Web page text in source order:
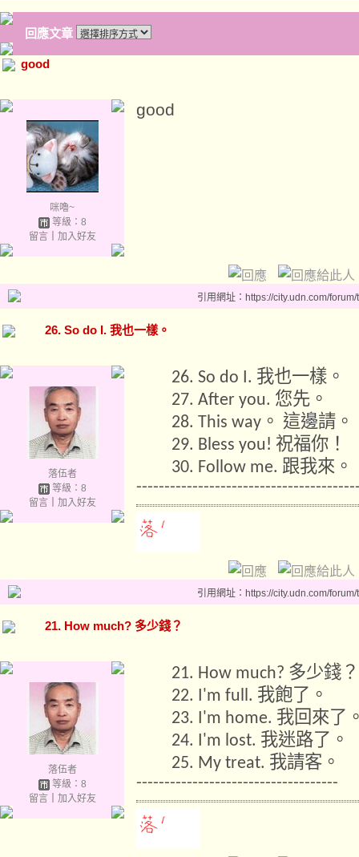
回應文章
good
咪嚕~
等級：8
留言｜ 加入好友
good
引用網址：https://city.udn.com/
26. So do I. 我也一樣。
落伍者
等級：8
留言｜ 加入好友
26. So do I. 我也一樣。
27. After you. 您先。
28. This way 。 這邊請。
29. Bless you! 祝福你！
30. Follow me. 跟我來。
引用網址：https://city.udn.com/
21. How much? 多少錢？
落伍者
等級：8
留言｜ 加入好友
21. How much? 多少錢？
22. I'm full. 我飽了。
23. I'm home. 我回來了
24. I'm lost. 我迷路了。
25. My treat. 我請客。
------------------------------------